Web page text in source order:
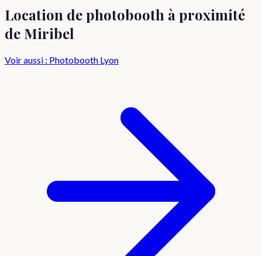
Location de photobooth à proximité
de Miribel
Voir aussi : Photobooth Lyon